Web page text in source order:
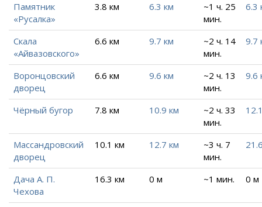
Памятник
«Русалка»
3.8 км 6.3 км
~1 ч. 25
мин.
6.3
Скала
«Айвазовского»
6.6 км 9.7 км
~2 ч. 14
мин.
9.7
Воронцовский
дворец
6.6 км 9.6 км
~2 ч. 13
мин.
9.6
Чёрный бугор 7.8 км 10.9 км
~2 ч. 33
мин.
Массандровский
дворец
10.1 км 12.7 км
~3 ч. 7
мин.
Дача А. П.
Чехова
16.3 км 0 м ~1 мин. 0 м